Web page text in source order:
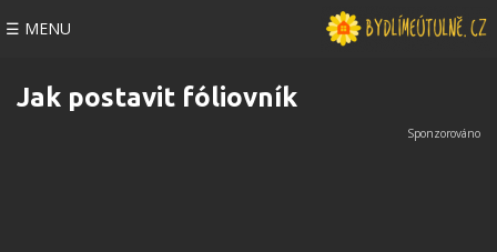
☰ MENU
Jak postavit fóliovník